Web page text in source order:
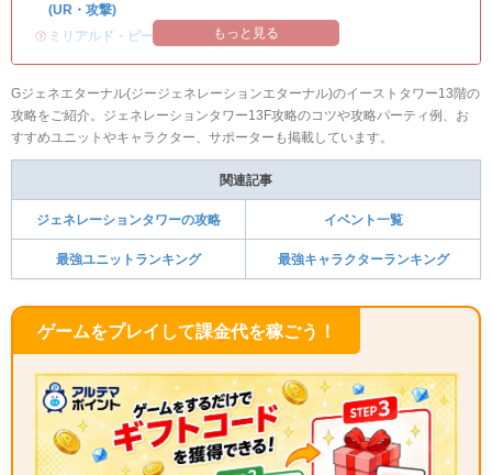
(UR・攻撃)
・ ミリアルド・ピースクラフト&リーブラ
もっと見る
Gジェネエターナル(ジージェネレーションエターナル)のイーストタワー13階の
攻略をご紹介。ジェネレーションタワー13F攻略のコツや攻略パーティ例、お
すすめユニットやキャラクター、サポーターも掲載しています。
関連記事
ジェネレーションタワーの攻略 イベント一覧
最強ユニットランキング 最強キャラクターランキング
ゲームをプレイして課金代を稼ごう！